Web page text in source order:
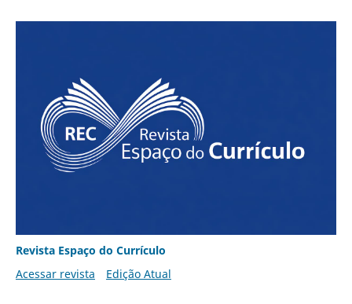
Revista Espaço do Currículo
Acessar revista
Edição Atual